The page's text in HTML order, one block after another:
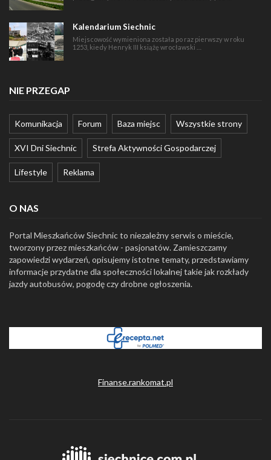
Kalendarium Siechnic
Miejscowość wymieniona została po raz pierwszy w roku
1253, kiedy Henryk III książę wrocławski …
NIE PRZEGAP
Komunikacja Forum Baza miejsc Wszystkie strony
XVI Dni Siechnic Strefa Aktywności Gospodarczej
Lifestyle Reklama
O NAS
Portal Mieszkańców Siechnic to niezależny serwis o mieście,
tworzony przez mieszkańców - pasjonatów. Zamieszczamy
zapowiedzi wydarzeń, opisujemy istotne tematy, przedstawiamy
informacje przydatne dla społeczności lokalnej takie jak rozkłady
jazdy autobusów, pogodę czy drobne ogłoszenia.
Finanse.rankomat.pl